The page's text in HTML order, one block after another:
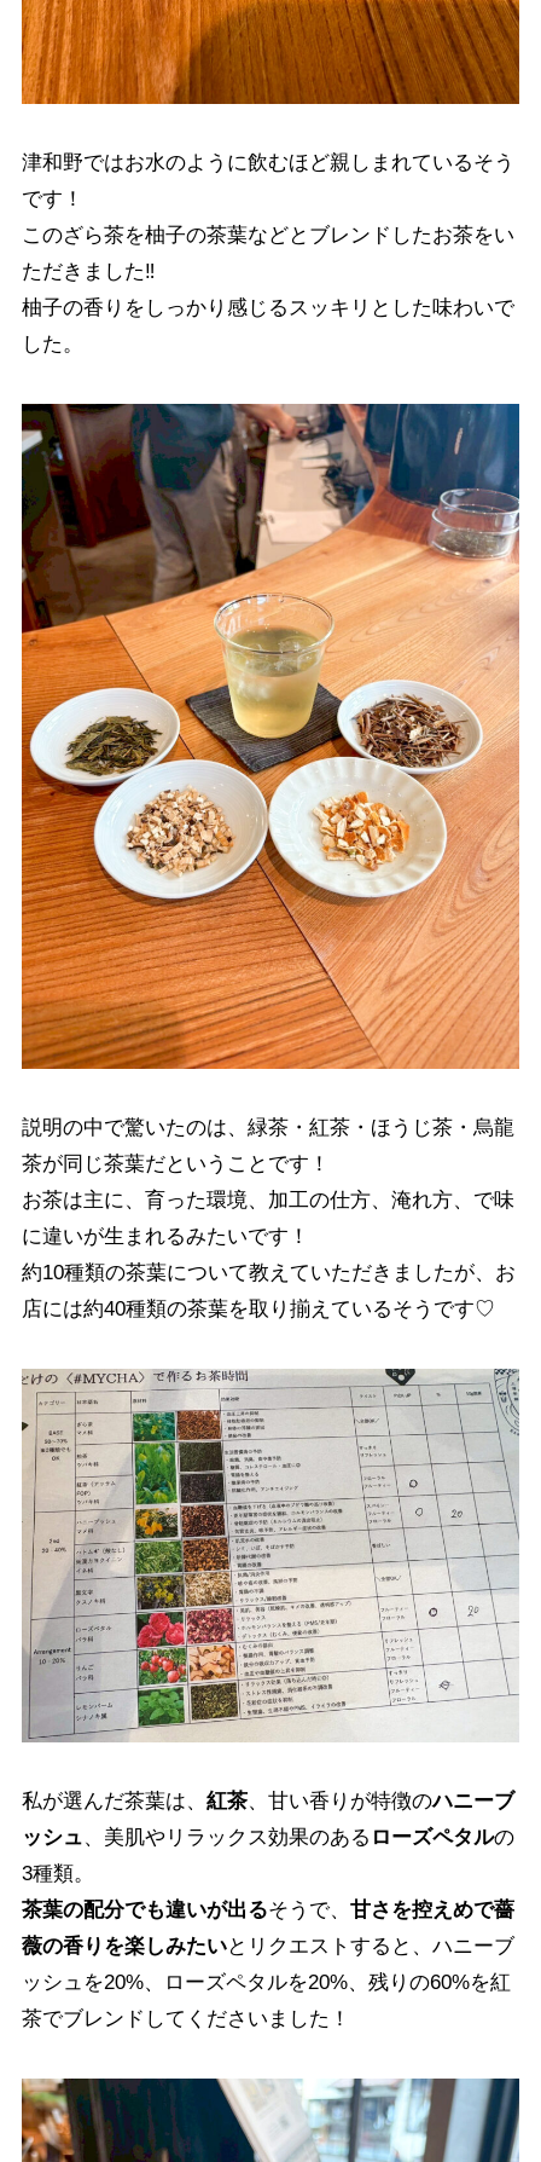
津和野ではお水のように飲むほど親しまれているそう
です！
このざら茶を柚子の茶葉などとブレンドしたお茶をい
ただきました‼︎
柚子の香りをしっかり感じるスッキリとした味わいで
した。
説明の中で驚いたのは、緑茶・紅茶・ほうじ茶・烏龍
茶が同じ茶葉だということです！
お茶は主に、育った環境、加工の仕方、淹れ方、で味
に違いが生まれるみたいです！
約10種類の茶葉について教えていただきましたが、お
店には約40種類の茶葉を取り揃えているそうです♡
私が選んだ茶葉は、 紅茶、甘い香りが特徴のハニーブ
ッシュ、美肌やリラックス効果のある ローズペタルの
3種類。
茶葉の配分でも違いが出るそうで、 甘さを控えめで薔
薇の香りを楽しみたいとリクエストすると、ハニーブ
ッシュを20%、ローズペタルを20%、残りの60%を紅
茶でブレンドしてくださいました！